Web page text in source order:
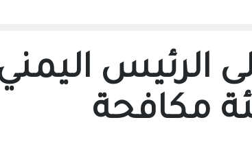
الرئيس
مكافحة